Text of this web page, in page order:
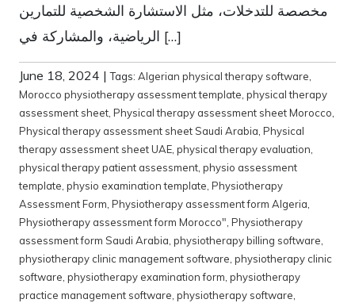
مخصصة للتدخلات، مثل الاستشارة الشخصية للتمارين
الرياضية، والمشاركة في […]
June 18, 2024 |Tags: Algerian physical therapy software,
Morocco physiotherapy assessment template, physical therapy
assessment sheet, Physical therapy assessment sheet Morocco,
Physical therapy assessment sheet Saudi Arabia, Physical
therapy assessment sheet UAE, physical therapy evaluation,
physical therapy patient assessment, physio assessment
template, physio examination template, Physiotherapy
Assessment Form, Physiotherapy assessment form Algeria,
Physiotherapy assessment form Morocco", Physiotherapy
assessment form Saudi Arabia, physiotherapy billing software,
physiotherapy clinic management software, physiotherapy clinic
software, physiotherapy examination form, physiotherapy
practice management software, physiotherapy software,